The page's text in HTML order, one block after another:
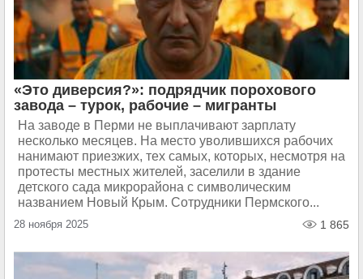
«Это диверсия?»: подрядчик порохового
завода – турок, рабочие – мигранты
На заводе в Перми не выплачивают зарплату
несколько месяцев. На место уволившихся рабочих
нанимают приезжих, тех самых, которых, несмотря на
протесты местных жителей, заселили в здание
детского сада микрорайона с символическим
названием Новый Крым. Сотрудники Пермского...
28 ноября 2025 1 865